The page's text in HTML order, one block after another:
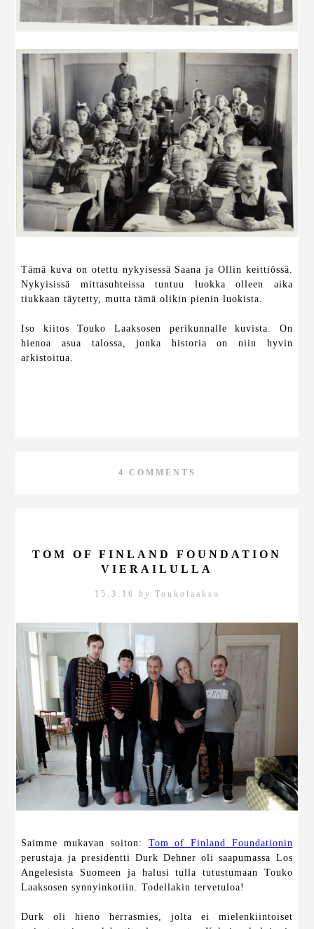
Tämä kuva on otettu nykyisessä Saana ja Ollin keittiössä.
Nykyisissä mittasuhteissa tuntuu luokka olleen aika
tiukkaan täytetty, mutta tämä olikin pienin luokista.
Iso kiitos Touko Laaksosen perikunnalle kuvista. On
hienoa asua talossa, jonka historia on niin hyvin
arkistoitua.
4 COMMENTS
TOM OF FINLAND FOUNDATION
VIERAILULLA
15.3.16 by Toukolaakso
Saimme mukavan soiton: Tom of Finland Foundationin
perustaja ja presidentti Durk Dehner oli saapumassa Los
Angelesista Suomeen ja halusi tulla tutustumaan Touko
Laaksosen synnyinkotiin. Todellakin tervetuloa!
Durk oli hieno herrasmies, jolta ei mielenkiintoiset